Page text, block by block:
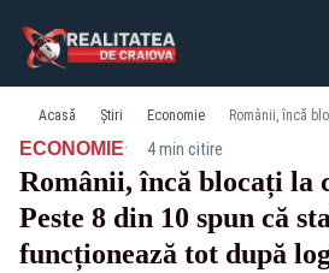
Acasă Știri Economie
ECONOMIE· 4 min citire
Românii, încă blocați la
Peste 8 din 10 spun că
funcționează tot după